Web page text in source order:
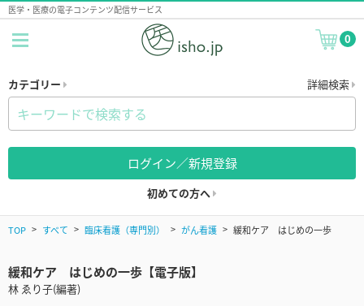
医学・医療の電子コンテンツ配信サービス
0
カテゴリー 詳細検索
ログイン／新規登録
初めての方へ
TOP すべて 臨床看護（専門別） がん看護 緩和ケア はじめの一歩
緩和ケア はじめの一歩【電子版】
林 ゑり子(編著)